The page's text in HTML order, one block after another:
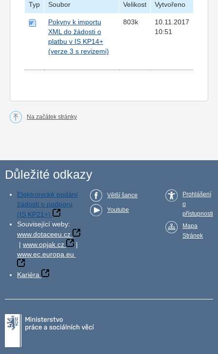
Typ Soubor Velikost Vytvořeno
Pokyny k importu
XML do žádosti o
platbu v IS KP14+
(verze 3 s revizemi)
803k
10.11.2017
10:51
Na začátek stránky
Důležité odkazy
Elektronické podání
žádosti o podporu
(IS KP21+)
Související weby:
www.dotaceeu.cz
| www.opjak.cz
|
www.ec.europa.eu
Kariéra
Větší šance
Youtube
Prohlášení
o
přístupnosti
Mapa
Stránek